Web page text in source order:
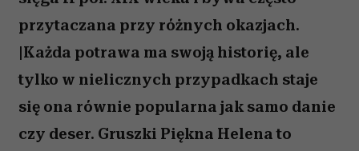
przytaczana przy różnych okazjach.
|Każda potrawa ma swoją historię, ale
tylko w nielicznych przypadkach staje
się ona równie popularna jak samo danie
czy deser. Gruszki Piękna Helena to